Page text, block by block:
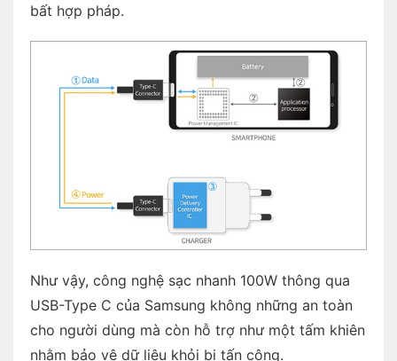
bất hợp pháp.
Như vậy, công nghệ sạc nhanh 100W thông qua
USB-Type C của Samsung không những an toàn
cho người dùng mà còn hỗ trợ như một tấm khiên
nhằm bảo vệ dữ liệu khỏi bị tấn công.